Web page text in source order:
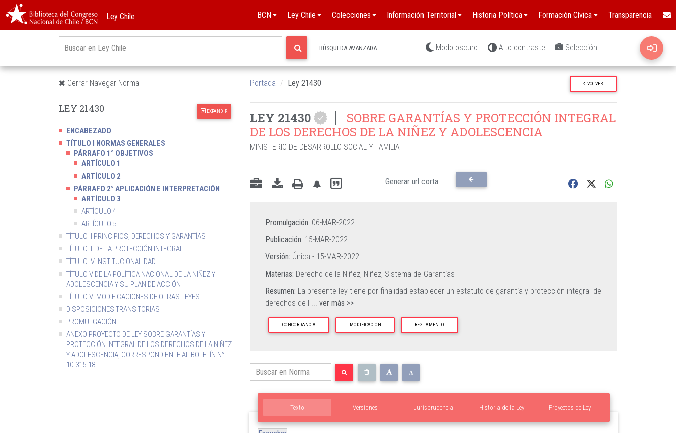
︱Ley Chile BCN Ley Chile Colecciones Información Territorial Historia Política Formación Cívica Transparencia
BÚSQUEDA AVANZADA Modo oscuro Alto contraste Selección
Cerrar Navegar Norma Portada Ley 21430 VOLVER
LEY 21430 EXPANDIR
ENCABEZADO
TÍTULO I NORMAS GENERALES
PÁRRAFO 1° OBJETIVOS
ARTÍCULO 1
ARTÍCULO 2
PÁRRAFO 2° APLICACIÓN E INTERPRETACIÓN
ARTÍCULO 3
ARTÍCULO 4
ARTÍCULO 5
TÍTULO II PRINCIPIOS, DERECHOS Y GARANTÍAS
TÍTULO III DE LA PROTECCIÓN INTEGRAL
TÍTULO IV INSTITUCIONALIDAD
TÍTULO V DE LA POLÍTICA NACIONAL DE LA NIÑEZ Y
ADOLESCENCIA Y SU PLAN DE ACCIÓN
TÍTULO VI MODIFICACIONES DE OTRAS LEYES
DISPOSICIONES TRANSITORIAS
PROMULGACIÓN
ANEXO PROYECTO DE LEY SOBRE GARANTÍAS Y
PROTECCIÓN INTEGRAL DE LOS DERECHOS DE LA NIÑEZ
Y ADOLESCENCIA, CORRESPONDIENTE AL BOLETÍN N°
10.315-18
LEY 21430
SOBRE GARANTÍAS Y PROTECCIÓN INTEGRAL
DE LOS DERECHOS DE LA NIÑEZ Y ADOLESCENCIA
MINISTERIO DE DESARROLLO SOCIAL Y FAMILIA
Promulgación: 06-MAR-2022
Publicación: 15-MAR-2022
Versión: Única - 15-MAR-2022
Materias: Derecho de la Niñez, Niñez, Sistema de Garantías
Resumen: La presente ley tiene por finalidad establecer un estatuto de garantía y protección integral de
derechos de l
ver más >>
CONCORDANCIA MODIFICACION REGLAMENTO
Texto Versiones Jurisprudencia Proyectos de Ley
Historia de la Ley